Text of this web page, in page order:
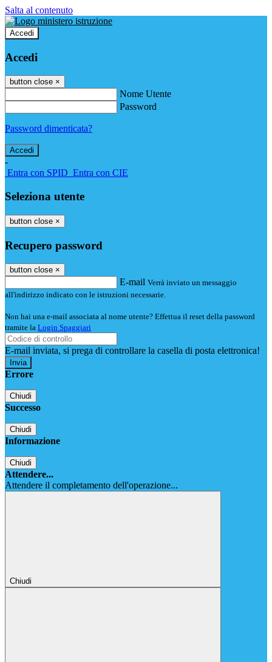
Salta al contenuto
Accedi
Accedi
button close ×
Nome Utente
Password
Password dimenticata?
-
Entra con SPID Entra con CIE
Seleziona utente
button close ×
Recupero password
button close ×
E-mail Verrà inviato un messaggio
all'indirizzo indicato con le istruzioni necessarie.
Non hai una e-mail associata al nome utente? Effettua il reset della password
tramite la Login Spaggiari
E-mail inviata, si prega di controllare la casella di posta elettronica!
Errore
Chiudi
Successo
Chiudi
Informazione
Chiudi
Attendere...
Attendere il completamento dell'operazione...
Chiudi